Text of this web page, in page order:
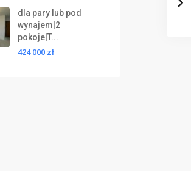
dla pary lub pod
wynajem|2
pokoje|T...
424 000 zł